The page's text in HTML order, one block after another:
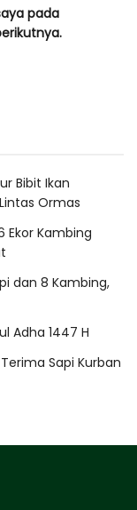
pada
Bibit Ikan
Ormas
Ekor Kambing
dan 8 Kambing,
Adha 1447 H
Sapi Kurban